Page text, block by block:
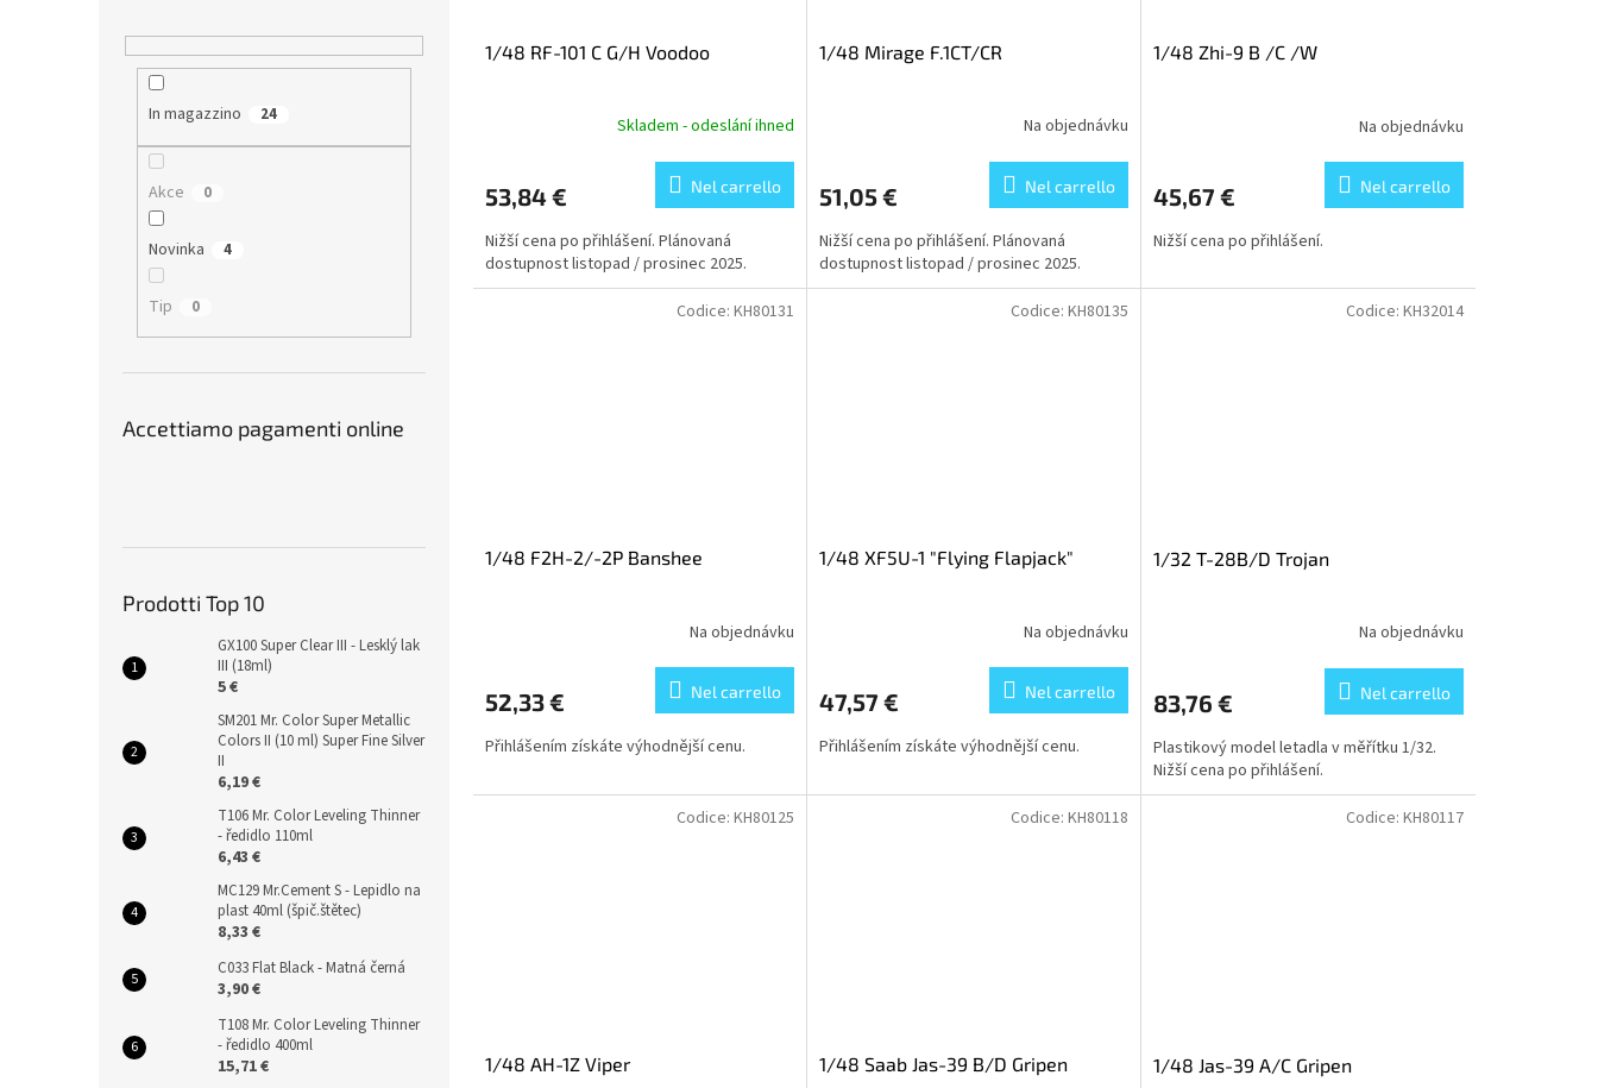
In magazzino 24
Akce 0
Novinka 4
Tip 0
Accettiamo pagamenti online
Prodotti Top 10
GX100 Super Clear III - Lesklý lak
III (18ml)
5 €
SM201 Mr. Color Super Metallic
Colors II (10 ml) Super Fine Silver
II
6,19 €
T106 Mr. Color Leveling Thinner
- ředidlo 110ml
6,43 €
MC129 Mr.Cement S - Lepidlo na
plast 40ml (špič.štětec)
8,33 €
C033 Flat Black - Matná černá
3,90 €
T108 Mr. Color Leveling Thinner
- ředidlo 400ml
15,71 €
1/48 RF-101 C G/H Voodoo
Skladem - odeslání ihned
53,84 € Nel carrello
Nižší cena po přihlášení. Plánovaná
dostupnost listopad / prosinec 2025.
1/48 Mirage F.1CT/CR
Na objednávku
51,05 € Nel carrello
Nižší cena po přihlášení. Plánovaná
dostupnost listopad / prosinec 2025.
1/48 Zhi-9 B /C /W
Na objednávku
45,67 € Nel carrello
Nižší cena po přihlášení.
1/48 F2H-2/-2P Banshee
Na objednávku
52,33 € Nel carrello
Přihlášením získáte výhodnější cenu.
Codice: KH80131
1/48 XF5U-1 "Flying Flapjack"
Na objednávku
47,57 € Nel carrello
Přihlášením získáte výhodnější cenu.
Codice: KH80135
1/32 T-28B/D Trojan
Na objednávku
83,76 € Nel carrello
Plastikový model letadla v měřítku 1/32.
Nižší cena po přihlášení.
Codice: KH32014
1/48 AH-1Z Viper
Codice: KH80125
1/48 Saab Jas-39 B/D Gripen
Codice: KH80118
1/48 Jas-39 A/C Gripen
Codice: KH80117